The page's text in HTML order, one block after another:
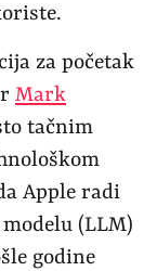
za početak
Mark
tačnim
Apple radi
(LLM)
godine